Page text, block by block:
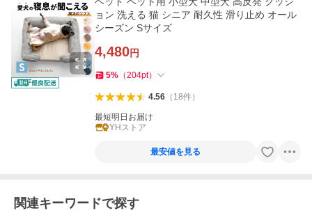
ョン 洗える 猫 シニア 耐久性 滑り止め オール
シーズン Sサイズ
4,480円
5% （204pt）
4.56（ 18件）
最短明日お届け
YHストア
最安値を見る
関連キーワードで探す